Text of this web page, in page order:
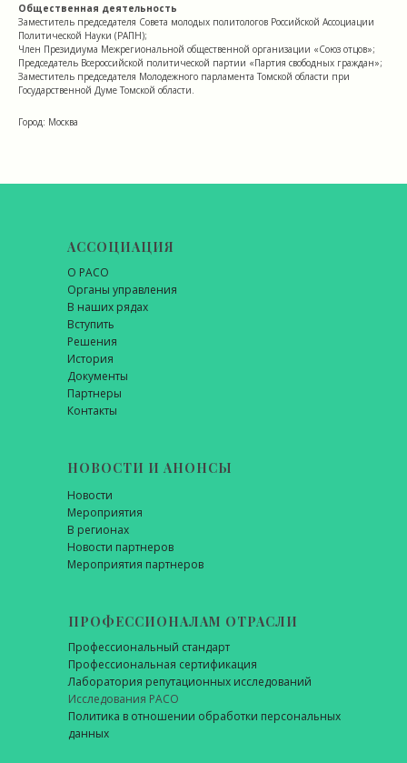
Общественная деятельность
Заместитель председателя Совета молодых политологов Российской Ассоциации
Политической Науки (РАПН);
Член Президиума Межрегиональной общественной организации «Союз отцов»;
Председатель Всероссийской политической партии «Партия свободных граждан»;
Заместитель председателя Молодежного парламента Томской области при
Государственной Думе Томской области.
Город: Москва
АССОЦИАЦИЯ
О РАСО
Органы управления
В наших рядах
Вступить
Решения
История
Документы
Партнеры
Контакты
НОВОСТИ И АНОНСЫ
Новости
Мероприятия
В регионах
Новости партнеров
Мероприятия партнеров
ПРОФЕССИОНАЛАМ ОТРАСЛИ
Профессиональный стандарт
Профессиональная сертификация
Лаборатория репутационных исследований
Исследования РАСО
Политика в отношении обработки персональных
данных